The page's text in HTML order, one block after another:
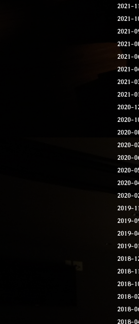
2021-
2021-
2021-
2021-
2021-
2021-
2021-
2021-
2020-
2020-
2020-
2020-
2020-
2020-
2020-
2020-
2019-
2019-
2019-
2019-
2018-
2018-
2018-
2018-
2018-
2018-